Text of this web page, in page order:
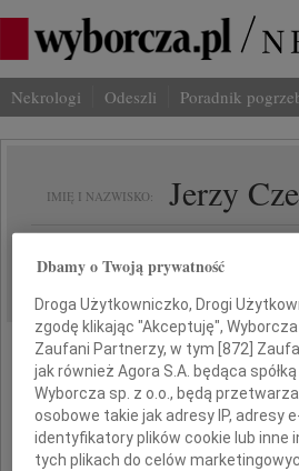
Nekrologi Odeszli Poradnik
IMIĘ I NAZWISKO: Jerzy
DATA EMISJI: 23.01.2010
Ci, których
bo
Dbamy o Twoją prywatność
Droga Użytkowniczko, Drogi
zgodę klikając "Akceptuję",
Zaufani Partnerzy, w tym [872]
jak również Agora S.A. będąca
Wyborcza sp. z o.o., będą
osobowe takie jak adresy IP, adresy
identyfikatory plików cookie lub inne
tych plikach do celów